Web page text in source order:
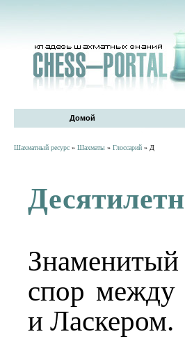
Домой
Шахматный ресурс » Шахматы » Глоссарий » Д
спор между
и Ласкером.